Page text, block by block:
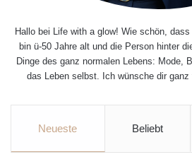
Hallo bei Life with a glow! Wie schön,
bin ü-50 Jahre alt und die Person hinter
Dinge des ganz normalen Lebens: Mode,
das Leben selbst. Ich wünsche dir
Neueste Beliebt